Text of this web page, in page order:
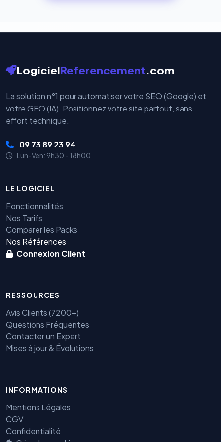
LogicielReferencement.com
La solution n°1 pour automatiser votre SEO (Google) et
votre GEO (IA). Positionnez votre site partout, sans
effort technique.
09 73 89 23 94
Lun-Ven: 9h30 - 18h00
LE LOGICIEL
Fonctionnalités
Nos Tarifs
Comparer les Packs
Nos Références
Connexion Client
RESSOURCES
Avis Clients (7200+)
Questions Fréquentes
Contacter un Expert
Mises à jour & Évolutions
INFORMATIONS
Mentions Légales
CGV
Confidentialité